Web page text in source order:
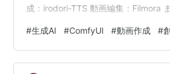
成：irodori-TTS 動画編集：Filmora
通り10数回とかですが（苦笑） 継続
くでしょうか…⁇ が、頑張る…ぞ 大
#生成AI #ComfyUI #動画作成 #